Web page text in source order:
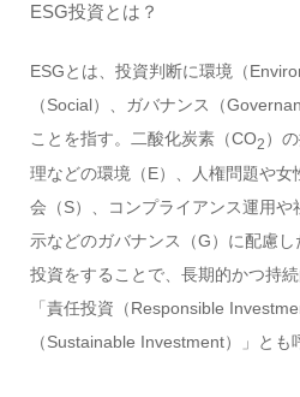
ESG投資とは？
ESGとは、投資判断に環境（
（Social）、ガバナンス（
ことを指す。二酸化炭素（CO2 ）
理などの環境（E）、人権問題や女
会（S）、コンプライアンス運用や
示などのガバナンス（G）に配慮
投資をすることで、長期的かつ持
「責任投資（Responsible
（Sustainable Investment）」とも